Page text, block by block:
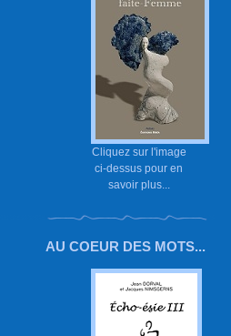
Cliquez sur l'image
ci-dessus pour en
savoir plus...
AU COEUR DES MOTS...